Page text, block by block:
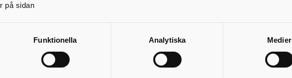
på sidan
Funktionella Analytiska Medier
Kanslibyrån 2–7 februari, 12-18 oktober
Konstfack 9-14 februari
K. Skaraborg en gång i månaden